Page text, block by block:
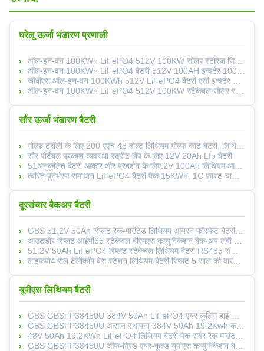
घरेलू ऊर्जा भंडारण प्रणाली
ऑल-इन-वन 100KWh LiFePO4 512V 100KW सोलर स्टोरेज सिस्टम इनवर्टर CAN कम्युनिकेशन के साथ 6000 चक्रों के लिए घरेलू उपयोग के लिए
ऑल-इन-वन 100KWh LiFePO4 बैटरी 512V 100AH इन्वर्टर 100KW हाइब्रिड ग्रिड CAN फर्श खड़े होम सोलर स्टोरेज सिस्टम 6000 चक्र
जीबीएस ऑल-इन-वन 100KWh 512V LiFePO4 बैटरी एसी इन्वर्टर कैन कम्युनिकेशन हाइब्रिड ग्रिड IP55 सुरक्षा 6000 साइकल होम सोलर
ऑल-इन-वन 100KWh LiFePO4 512V 100KW स्टैकेबल सोलर स्टोरेज सिस्टम हाइब्रिड ग्रिड घरेलू उपयोग के लिए शुद्ध साइन वेव इनवर्टर CAN
सौर ऊर्जा भंडारण बैटरी
गोल्फ ट्रॉली के लिए 200 एएच 48 वोल्ट लिथियम गोल्फ कार्ट बैटरी, लिथियम आयन बैटरी
सौर पोर्टेबल प्रकाश व्यवस्था स्ट्रीट लैंप के लिए 12V 20Ah Lfp बैटरी
51अनुकूलित बैटरी आकार और प्रदर्शन के लिए.2V 100Ah लिथियम आयन बैटरी मॉड्यूल
त्वरित पुनर्भरण समाधान LiFePO4 बैटरी पैक 15KWh, 1C फ़ास्ट चार्ज समर्थित
दूरसंचार बैकअप बैटरी
GBS 51.2V 50Ah स्प्लिट रैक-माउंटेड लिथियम आयरन फॉस्फेट बैटरी IP20 स्टैकेबल सिस्टम 5 साल की वारंटी 3000 चक्र जीवन के लिए
आउटडोर स्प्लिट आईपी65 स्टैकेबल बीएमएस कम्युनिकेशन बैक-अप लंबी उम्र 48V 50Ah LiFePO4 टेलीकॉम लिथियम बैटरी पैक फ्लैग-माउंटेड
51.2V 50Ah LiFePO4 स्प्लिट स्टैकेबल लिथियम बैटरी RS485 संचार 5-वर्षीय वारंटी 3000-साइकिल सौर गृह ऊर्जा प्रणाली के लिए
लाइफपो4 सेल टेलीकॉम बेस स्टेशन लिथियम बैटरी स्प्लिट 5 साल की वारंटी होम सोलर स्टोरेज 51.2V 50Ah 2.56KWh रैक-माउंटेड
यूपीएस लिथियम बैटरी
GBS GBSFP38450U 384V 50Ah LiFePO4 एयर कूलिंग हाई वोल्टेज यूपीएस बैकअप पावर सिस्टम ऑफ ग्रिड एनर्जी स्टोरेज के लिए
GBS GBSFP38450U आसान स्थापना 384V 50Ah 19.2Kwh कमर्शियल ऑफ ग्रिड LiFePO4 बैटरी यूपीएस IP20 स्मार्ट बीएमएस CAN/RS485 एयर कूलिंग
48V 50Ah 19.2KWh LiFePO4 लिथियम बैटरी पैक सर्वर रैक माउंट यूपीएस बंद ग्रिड एयर कूलिंग जीबीएस आईपी 20
GBS GBSFP38450U ऑफ-ग्रिड एयर-कूल्ड यूपीएस कम्युनिकेशन बेस स्टेशन समर्पित हाई वोल्टेज LiFePO4 384V 50Ah ऊर्जा भंडारण